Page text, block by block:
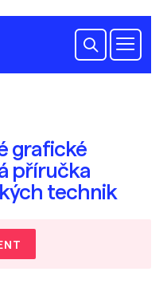
grafické
příručka
technik